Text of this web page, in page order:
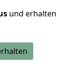
und erhalten